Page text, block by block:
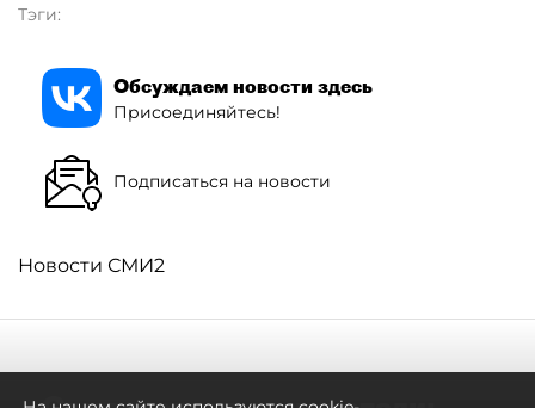
Тэги:
Обсуждаем новости здесь
Присоединяйтесь!
Подписаться на новости
Новости СМИ2